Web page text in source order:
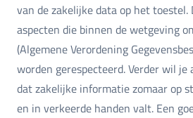
van de zakelijke data op het toestel.
aspecten die binnen de wetgeving
(Algemene Verordening
worden gerespecteerd. Verder wil
dat zakelijke informatie zomaar op
en in verkeerde handen valt. Een